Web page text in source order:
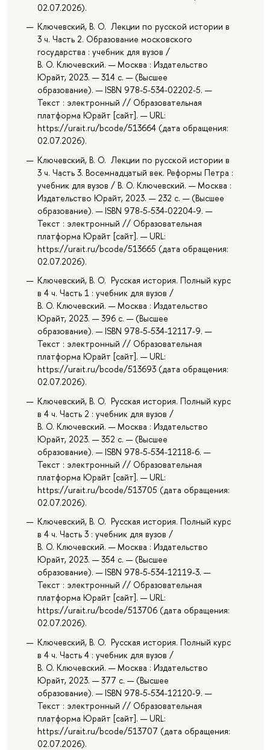
02.07.2026).
Ключевский, В. О. Лекции по русской истории в
3 ч. Часть 2. Образование московского
государства : учебник для вузов /
В. О. Ключевский. — Москва : Издательство
Юрайт, 2023. — 314 с. — (Высшее
образование). — ISBN 978-5-534-02202-5. —
Текст : электронный // Образовательная
платформа Юрайт [сайт]. — URL:
https://urait.ru/bcode/513664 (дата обращения:
02.07.2026).
Ключевский, В. О. Лекции по русской истории в
3 ч. Часть 3. Восемнадцатый век. Реформы Петра :
учебник для вузов / В. О. Ключевский. — Москва :
Издательство Юрайт, 2023. — 232 с. — (Высшее
образование). — ISBN 978-5-534-02204-9. —
Текст : электронный // Образовательная
платформа Юрайт [сайт]. — URL:
https://urait.ru/bcode/513665 (дата обращения:
02.07.2026).
Ключевский, В. О. Русская история. Полный курс
в 4 ч. Часть 1 : учебник для вузов /
В. О. Ключевский. — Москва : Издательство
Юрайт, 2023. — 396 с. — (Высшее
образование). — ISBN 978-5-534-12117-9. —
Текст : электронный // Образовательная
платформа Юрайт [сайт]. — URL:
https://urait.ru/bcode/513693 (дата обращения:
02.07.2026).
Ключевский, В. О. Русская история. Полный курс
в 4 ч. Часть 2 : учебник для вузов /
В. О. Ключевский. — Москва : Издательство
Юрайт, 2023. — 352 с. — (Высшее
образование). — ISBN 978-5-534-12118-6. —
Текст : электронный // Образовательная
платформа Юрайт [сайт]. — URL:
https://urait.ru/bcode/513705 (дата обращения:
02.07.2026).
Ключевский, В. О. Русская история. Полный курс
в 4 ч. Часть 3 : учебник для вузов /
В. О. Ключевский. — Москва : Издательство
Юрайт, 2023. — 354 с. — (Высшее
образование). — ISBN 978-5-534-12119-3. —
Текст : электронный // Образовательная
платформа Юрайт [сайт]. — URL:
https://urait.ru/bcode/513706 (дата обращения:
02.07.2026).
Ключевский, В. О. Русская история. Полный курс
в 4 ч. Часть 4 : учебник для вузов /
В. О. Ключевский. — Москва : Издательство
Юрайт, 2023. — 377 с. — (Высшее
образование). — ISBN 978-5-534-12120-9. —
Текст : электронный // Образовательная
платформа Юрайт [сайт]. — URL:
https://urait.ru/bcode/513707 (дата обращения:
02.07.2026).